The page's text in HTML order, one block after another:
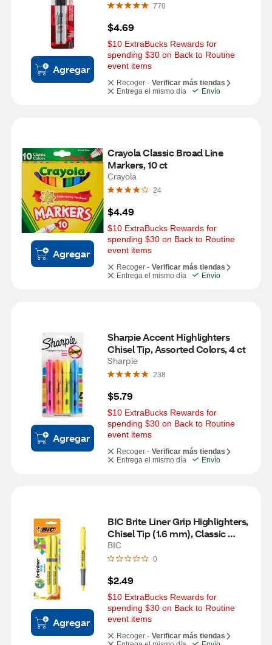
Agregar
770
$4.69
$10 ExtraBucks Rewards for
spending $30 on Back to Routine
event items
Recoger - Verificar más tiendas
Entrega el mismo día
Envío
Agregar
Crayola Classic Broad Line
Markers, 10 ct
Crayola
24
$4.49
$10 ExtraBucks Rewards for
spending $30 on Back to Routine
event items
Recoger - Verificar más tiendas
Entrega el mismo día
Envío
Agregar
Sharpie Accent Highlighters
Chisel Tip, Assorted Colors, 4 ct
Sharpie
238
$5.79
$10 ExtraBucks Rewards for
spending $30 on Back to Routine
event items
Recoger - Verificar más tiendas
Entrega el mismo día
Envío
Agregar
BIC Brite Liner Grip Highlighters,
Chisel Tip (1.6 mm), Classic
Yellow, 2 ct
BIC
0
$2.49
$10 ExtraBucks Rewards for
spending $30 on Back to Routine
event items
Recoger - Verificar más tiendas